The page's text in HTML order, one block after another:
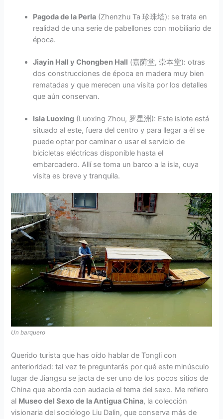
Pagoda de la Perla (Zhenzhu Ta 珍珠塔): se trata en
realidad de una serie de pabellones con mobiliario de
época.
Jiayin Hall y Chongben Hall (嘉荫堂, 崇本堂): otras
dos construcciones de época en madera muy bien
rematadas y que merecen una visita por los detalles
que aún conservan.
Isla Luoxing (Luoxing Zhou, 罗星洲): Este islote está
situado al este, fuera del centro y para llegar a él se
puede optar por caminar o usar el servicio de
bicicletas eléctricas disponible hasta el
embarcadero. Allí se toma un barco a la isla, cuya
visita es breve y tranquila.
Un barquero
Querido turista que has oído hablar de Tongli con
anterioridad: tal vez te preguntarás por qué este minúsculo
lugar de Jiangsu se jacta de ser uno de los pocos sitios de
China que aborda con audacia el tema del sexo. Me refiero
al Museo del Sexo de la Antigua China, la colección
visionaria del sociólogo Liu Dalin, que conserva más de